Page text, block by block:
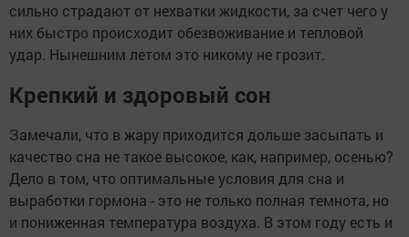
сильно страдают от нехватки жидкости, за счет чего у
них быстро происходит обезвоживание и тепловой
удар. Нынешним летом это никому не грозит.
Крепкий и здоровый сон
Замечали, что в жару приходится дольше засыпать и
качество сна не такое высокое, как, например, осенью?
Дело в том, что оптимальные условия для сна и
выработки гормона - это не только полная темнота, но
и пониженная температура воздуха. В этом году есть и